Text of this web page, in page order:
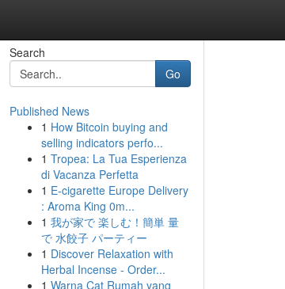
Search
Go
Published News
1 How Bitcoin buying and
selling indicators perfo...
1 Tropea: La Tua Esperienza
di Vacanza Perfetta
1 E-cigarette Europe Delivery
: Aroma King 0m...
1 我が家で 楽しむ！簡単 量
で 水餃子 パーティー
1 Discover Relaxation with
Herbal Incense - Order...
1 Warna Cat Rumah yang